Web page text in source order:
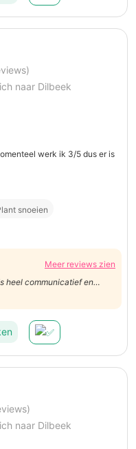
naar Dilbeek
werk ik 3/5 dus er is
snoeien
Meer reviews zien
heel communicatief en
nakomt.
naar Dilbeek